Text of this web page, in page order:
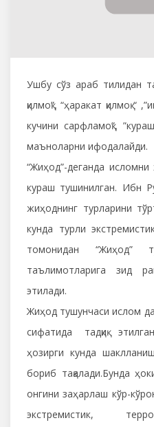
Ушбу сўз араб тилидан
қилмоқ”, “ҳаракат қилмоқ “
кучини сарфламоқ”,
маъноларни ифодалайди.
“Жиҳод”-деганда
кураш тушинилган. Ибн
жиҳоднинг турларини
кунда турли
томонидан “Жиҳод”
таълимотларига зид
этилади.
Жиҳод тушунчаси ислом
сифатида тадқиқ
ҳозирги кунда
бориб тақалади.Бунда
онгини заҳарлаш кўр-
экстремистик,